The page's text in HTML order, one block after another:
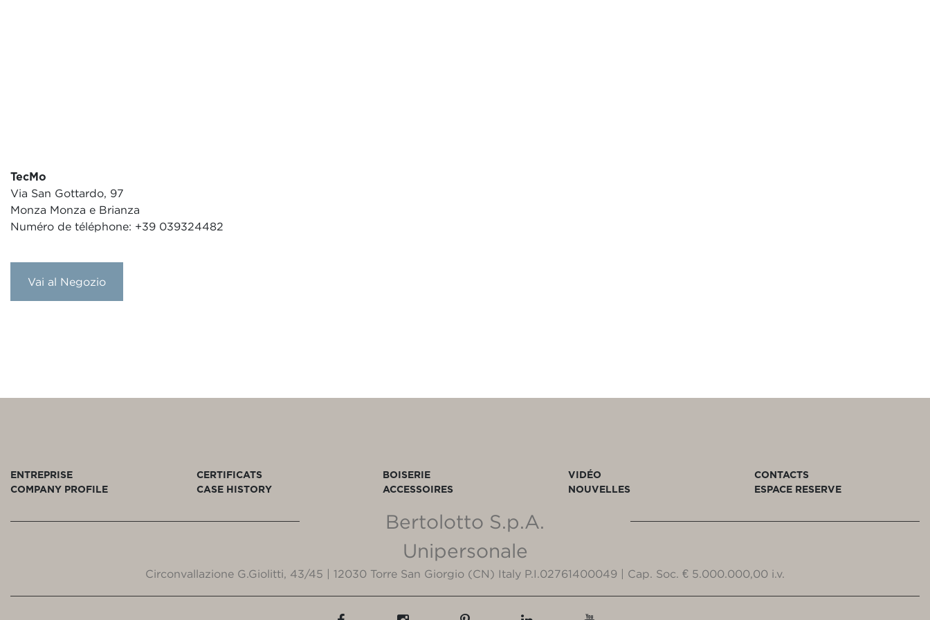
TecMo
Via San Gottardo, 97
Monza Monza e Brianza
Numéro de téléphone: +39 039324482
Vai al Negozio
ENTREPRISE
COMPANY PROFILE
CERTIFICATS
CASE HISTORY
BOISERIE
ACCESSOIRES
VIDÉO
NOUVELLES
CONTACTS
ESPACE RESERVE
Bertolotto S.p.A.
Unipersonale
Circonvallazione G.Giolitti, 43/45 | 12030 Torre San Giorgio (CN) Italy P.I.02761400049 | Cap. Soc. € 5.000.000,00 i.v.